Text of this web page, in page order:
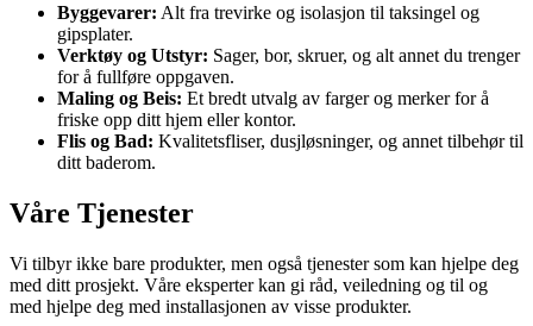
Byggevarer: Alt fra trevirke og isolasjon til taksingel og
gipsplater.
Verktøy og Utstyr: Sager, bor, skruer, og alt annet du trenger
for å fullføre oppgaven.
Maling og Beis: Et bredt utvalg av farger og merker for å
friske opp ditt hjem eller kontor.
Flis og Bad: Kvalitetsfliser, dusjløsninger, og annet tilbehør til
ditt baderom.
Våre Tjenester
Vi tilbyr ikke bare produkter, men også tjenester som kan hjelpe deg
med ditt prosjekt. Våre eksperter kan gi råd, veiledning og til og
med hjelpe deg med installasjonen av visse produkter.